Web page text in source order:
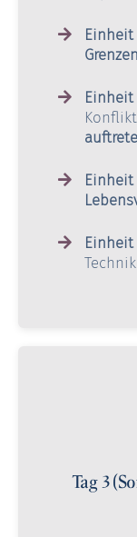
Einheit
Grenzen
Einheit
Einheit
Einheit
Tag 3